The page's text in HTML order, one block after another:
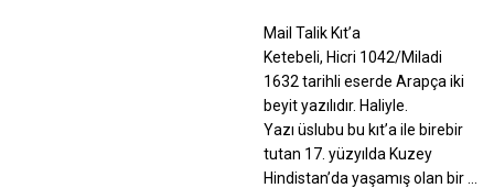
Mail Talik Kıt’a
Ketebeli, Hicri 1042/Miladi
1632 tarihli eserde Arapça iki
beyit yazılıdır. Haliyle.
Yazı üslubu bu kıt’a ile birebir
tutan 17. yüzyılda Kuzey
Hindistan’da yaşamış olan bir